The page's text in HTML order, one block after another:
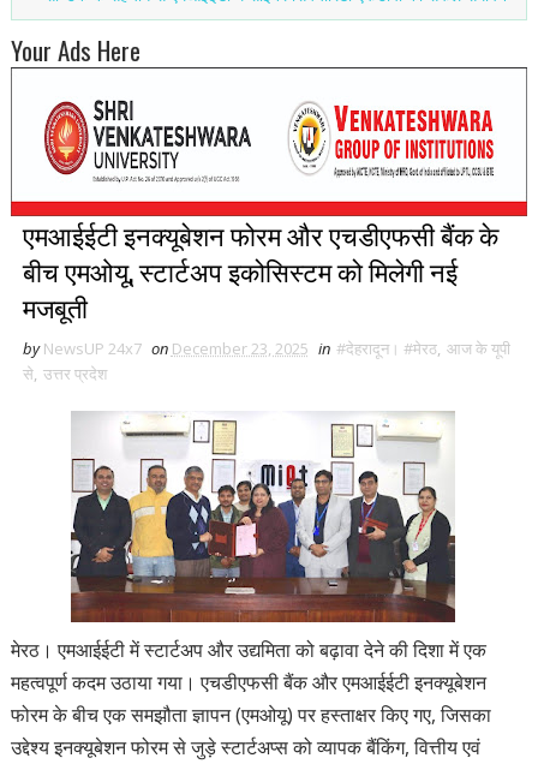
Your Ads Here
एमआईईटी इनक्यूबेशन फोरम और एचडीएफसी बैंक के
बीच एमओयू, स्टार्टअप इकोसिस्टम को मिलेगी नई
मजबूती
by NewsUP 24x7 on December 23, 2025 in #देहरादून। #मेरठ, आज के यूपी
से, उत्तर प्रदेश
मेरठ। एमआईईटी में स्टार्टअप और उद्यमिता को बढ़ावा देने की दिशा में एक
महत्वपूर्ण कदम उठाया गया। एचडीएफसी बैंक और एमआईईटी इनक्यूबेशन
फोरम के बीच एक समझौता ज्ञापन (एमओयू) पर हस्ताक्षर किए गए, जिसका
उद्देश्य इनक्यूबेशन फोरम से जुड़े स्टार्टअप्स को व्यापक बैंकिंग, वित्तीय एवं